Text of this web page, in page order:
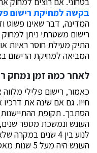
בקשה למחיקת רישום
המדינה, דבר שאינו פשוט
רישום משטרתי ניתן
התיק מעילת חוסר ראיות
המביאה למחיקת הרישום
לאחר כמה זמן נמחק
כאמור, רישום פלילי
חייו. גם אם שינה את
הסתבך. תקופת
העונש ונמשכת מספר שנים,
העונש היה